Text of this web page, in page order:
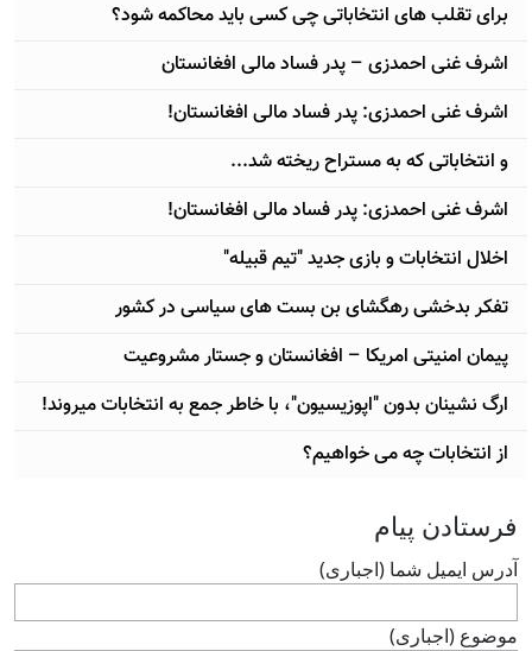
برای تقلب های انتخاباتی چی کسی باید محاکمه شود؟
اشرف غنی احمدزی – پدر فساد مالی افغانستان
اشرف غنی احمدزی: پدر فساد مالی افغانستان!
و انتخاباتی که به مستراح ریخته شد...
اشرف غنی احمدزی: پدر فساد مالی افغانستان!
اخلال انتخابات و بازی جدید "تیم قبیله"
تفکر بدخشی رهگشای بن بست های سیاسی در کشور
پیمان امنیتی امریکا – افغانستان و جستار مشروعیت
ارگ نشینان بدون "اپوزیسیون"، با خاطر جمع به انتخابات میروند!
از انتخابات چه می خواهیم؟
فرستادن پيام
آدرس ايميل شما (اجباری)
موضوع (اجباری)